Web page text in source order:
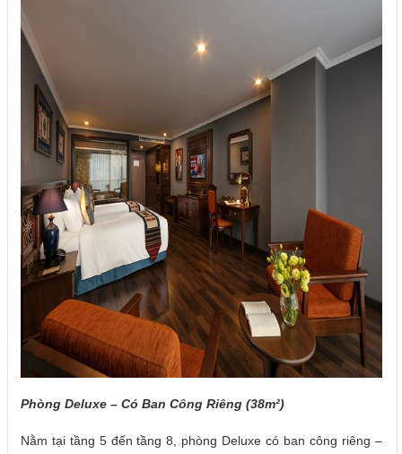
Phòng Deluxe – Có Ban Công Riêng (38m²)
Nằm tại tầng 5 đến tầng 8, phòng Deluxe có ban công riêng –